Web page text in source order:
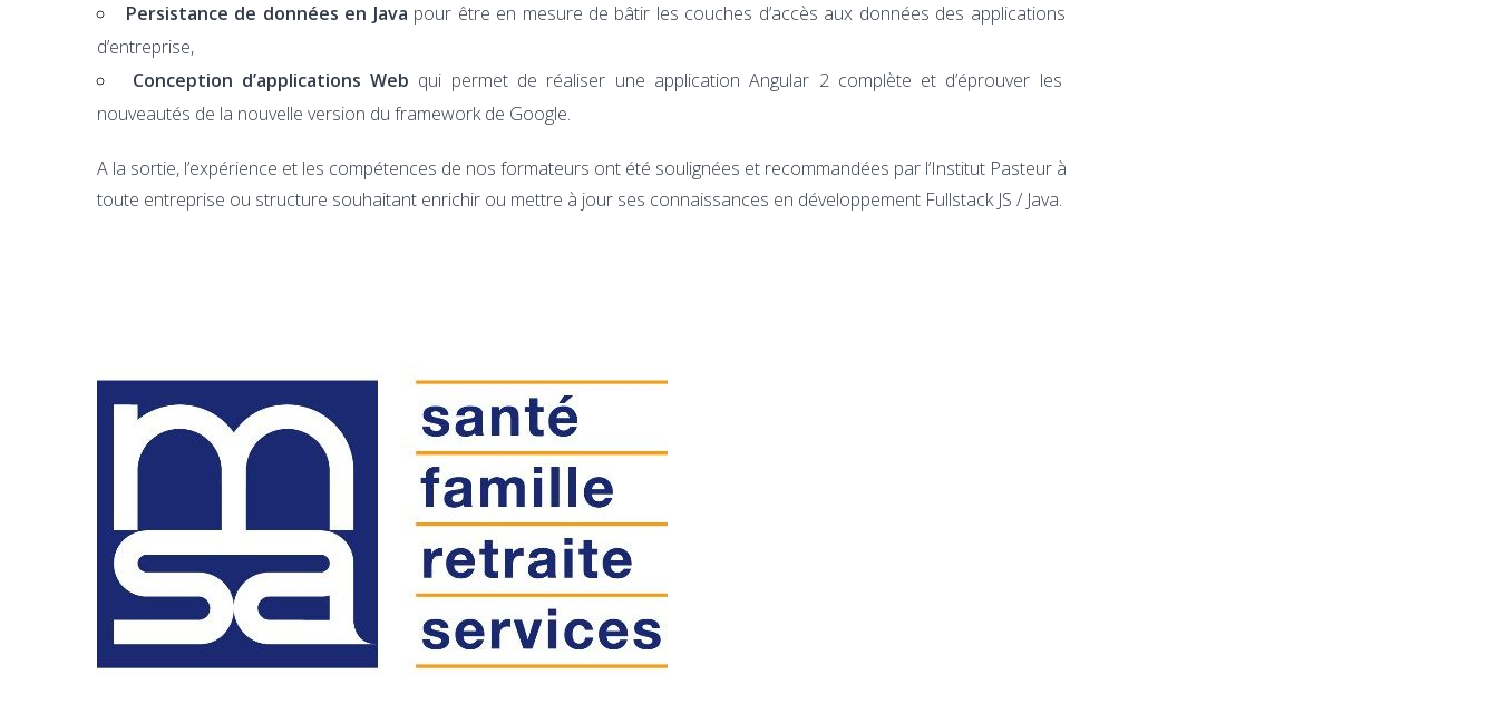
Persistance de données en Java pour être en mesure de bâtir les couches d’accès aux données des applications
d’entreprise,
Conception d’applications Web qui permet de réaliser une application Angular 2 complète et d’éprouver les
nouveautés de la nouvelle version du framework de Google.
A la sortie, l’expérience et les compétences de nos formateurs ont été soulignées et recommandées par l’Institut Pasteur à
toute entreprise ou structure souhaitant enrichir ou mettre à jour ses connaissances en développement Fullstack JS / Java.